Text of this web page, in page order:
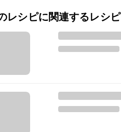
レシピに関連するレシピ